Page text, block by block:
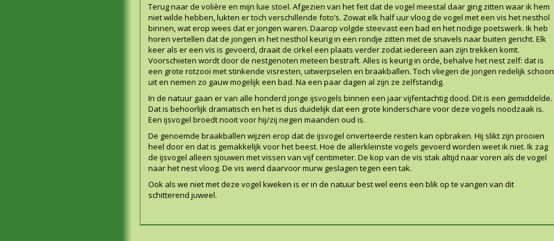
Terug naar de volière en mijn luie stoel. Afgezien van het feit dat de vogel meestal daar ging zitten waar ik hem
niet wilde hebben, lukten er toch verschillende foto’s. Zowat elk half uur vloog de vogel met een vis het nesthol
binnen, wat erop wees dat er jongen waren. Daarop volgde steevast een bad en het nodige poetswerk. Ik heb
horen vertellen dat de jongen in het nesthol keurig in een rondje zitten met de snavels naar buiten gericht. Elk
keer als er een vis is gevoerd, draait de cirkel een plaats verder zodat iedereen aan zijn trekken komt.
Voorschieten wordt door de nestgenoten meteen bestraft. Alles is keurig in orde, behalve het nest zelf: dat is
een grote rotzooi met stinkende visresten, uitwerpselen en braakballen. Toch vliegen de jongen redelijk schoon
uit en nemen zo gauw mogelijk een bad. Na een paar dagen al zijn ze zelfstandig.
In de natuur gaan er van alle honderd jonge ijsvogels binnen een jaar vijfentachtig dood. Dit is een gemiddelde.
Dat is behoorlijk dramatisch en het is dus duidelijk dat een grote kinderschare voor deze vogels noodzaak is.
Een ijsvogel broedt nooit voor hij/zij negen maanden oud is.
De genoemde braakballen wijzen erop dat de ijsvogel onverteerde resten kan opbraken. Hij slikt zijn prooien
heel door en dat is gemakkelijk voor het beest. Hoe de allerkleinste vogels gevoerd worden weet ik niet. Ik zag
de ijsvogel alleen sjouwen met vissen van vijf centimeter. De kop van de vis stak altijd naar voren als de vogel
naar het nest vloog. De vis werd daarvoor murw geslagen tegen een tak.
Ook als we niet met deze vogel kweken is er in de natuur best wel eens een blik op te vangen van dit
schitterend juweel.